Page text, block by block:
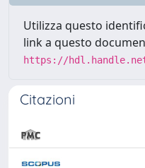
Utilizza questo
link a questo
https://
Citazioni